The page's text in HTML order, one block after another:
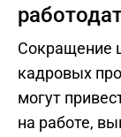
Сокращение
кадровых
могут
на работе,